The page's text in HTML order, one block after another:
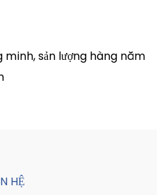
sản lượng hàng năm
HỆ